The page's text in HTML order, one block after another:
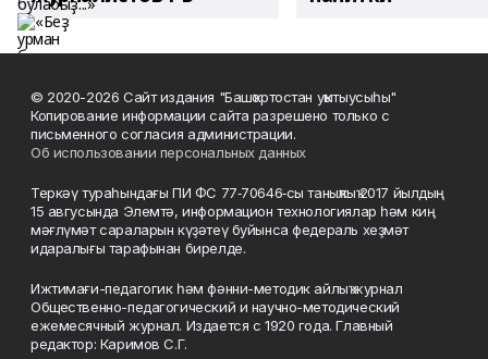
© 2020-2026 Сайт издания "Башҡортостан уҡытыусыһы"
Копирование информации сайта разрешено только с
письменного согласия администрации.
Об использовании персональных данных
Теркәү тураһындағы ПИ ФС 77‑70646‑сы таныҡлыҡ 2017 йылдың
15 авгусында Элемтә, информацион технологиялар һәм киң
мәғлүмәт сараларын күҙәтеү буйынса федераль хеҙмәт
идаралығы тарафынан бирелде.
Ижтимағи-педагогик һәм фәнни-методик айлыҡ журнал
Общественно-педагогический и научно-методический
ежемесячный журнал. Издается с 1920 года. Главный
редактор: Каримов С.Г.